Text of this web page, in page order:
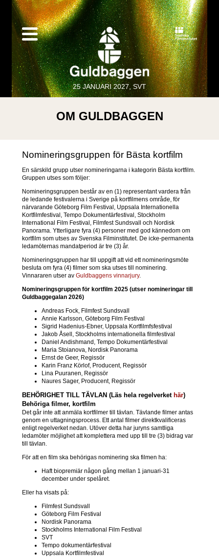
25 JANUARI 2027, SVT
OM GULDBAGGEN
Nomineringsgruppen för Bästa kortfilm
En särskild grupp utser nomineringarna i kategorin Bästa kortfilm.
Gruppen utses som följer:
Nomineringsgruppen består av en (1) representant vardera från
de ledande festivalerna i Sverige på kortfilmens område, för
närvarande Göteborg Film Festival, Uppsala Internationella
Kortfilmfestival, Tempo Dokumentärfestival, Stockholm
International Film Festival, Filmfest Sundsvall och Nordisk
Panorama. Ytterligare fyra (4) personer med god kännedom om
kortfilm som utses av Svenska Filminstitutet. De icke-permanenta
ledamöternas mandatperiod är tre (3) år.
Nomineringsgruppen har till uppgift att vid ett nomineringsmöte
besluta om fyra (4) filmer som ska utses till nominering.
Vinnararen utser av Guldbaggens vinnarjury.
Nomineringsgruppen för kortfilm 2025 (utser nomineringar till
Guldbaggegalan 2026)
Andreas Fock, Filmfest Sundsvall
Annie Karlsson, Göteborg Film Festival
Sigrid Hadenius-Ebner, Uppsala Kortfilmfsfestival
Jakob Åsell, Stockholms internationella filmfestival
Daniel Andishmand, Tempo Dokumentärfestival
Maria Stoianova, Nordisk Panorama
Ernst de Geer, Regissör
Karin Franz Körlof, Producent, Regissör
Lina Puuranen, Regissör
Naures Sager, Producent, Regissör
BEHÖRIGHET TILL TÄVLAN (Läs hela regelverket här)
Behöriga filmer, kortfilm
Det går inte att anmäla kortfilmer till tävlan. Tävlande filmer antas
genom en uttagningsprocess. Ett antal filmer direktkvalificeras
enligt regelverket nedan. Utöver detta har juryns samtliga
ledamöter möjlighet att komplettera med upp till tre (3) bidrag var
till tävlan.
För att en film ska behörigas nominering ska filmen ha:
Haft biopremiär någon gång mellan 1 januari-31
december under spelåret.
Eller ha visats på:
Filmfest Sundsvall
Göteborg Film Festival
Nordisk Panorama
Stockholms International Film Festival
SVT
Tempo dokumentärfestival
Uppsala Kortfilmfestival